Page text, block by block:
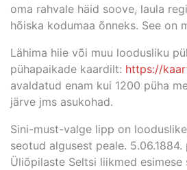
oma rahvale häid soove, laula
hõiska kodumaa õnneks. See on
Lähima hiie või muu loodusliku
pühapaikade kaardilt: https://
avaldatud enam kui 1200 püha
järve jms asukohad.
Sini-must-valge lipp on
seotud algusest peale.
Üliõpilaste Seltsi liikmed